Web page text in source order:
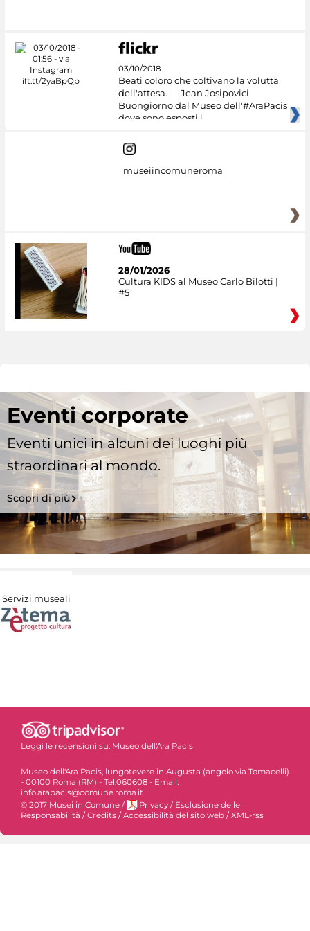
03/10/2018
Beati coloro che coltivano la voluttà
dell'attesa. — Jean Josipovici
Buongiorno dal Museo dell'#AraPacis
dove sono esposti i
museiincomuneroma
28/01/2026
Cultura KIDS al Museo Carlo Bilotti |
#5
Eventi corporate
Eventi unici in alcuni dei luoghi più
straordinari al mondo.
Scopri di più
Servizi museali
Leggi le recensioni su: Museo dell'Ara Pacis
Museo dell'Ara Pacis, lungotevere in Augusta (angolo via Tomacelli)
- 00100 Roma (RM) - Tel.060608 - Email:
info.arapacis@comune.roma.it
© 2017 Musei in Comune / Privacy / Esclusione delle
Responsabilità / Credits / Accessibilità del sito web / XML-rss